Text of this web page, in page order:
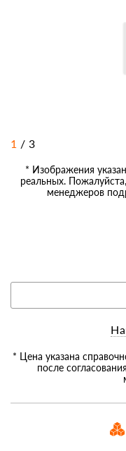
1 / 3
* Изображения
реальных.
менеджеров
* Цена указана
после